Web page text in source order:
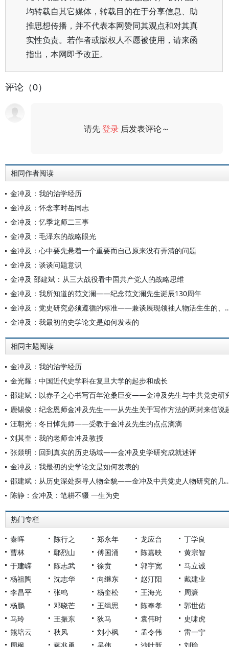
均转载自其它媒体，转载目的在于分享信息、助
推思想传播，并不代表本网赞同其观点和对其真
实性负责。若作者或版权人不愿被使用，请来函
指出，本网即予改正。
评论（0）
请先登录 后发表评论～
相同作者阅读
金冲及：我的治学经历
金冲及：怀念李时岳同志
金冲及：忆季龙师二三事
金冲及：毛泽东的战略眼光
金冲及：心中要先悬着一个重要而自己原来没有弄清的问题
金冲及：谈谈问题意识
金冲及 邵建斌：从三大战役看中国共产党人的战略思维
金冲及：我所知道的范文澜——纪念范文澜先生诞辰130周年
金冲及：党史研究必须遵循的标准
金冲及：我最初的史学论文是如何发表的
相同主题阅读
金冲及：我的治学经历
金光耀：中国近代史学科在复旦大学的起步和成长
邵建斌：以赤子之心书写百年沧桑巨变——金冲及先生与中共党史研
鹿锡俊：纪念恩师金冲及先生——从先生关于写作方法的两封来信说
汪朝光：冬日悼先师——受教于金冲及先生的点点滴滴
刘其奎：我的老师金冲及教授
张燚明：回到真实的历史场域——金冲及史学研究成就述评
金冲及：我最初的史学论文是如何发表的
邵建斌：从历史深处探寻人物
陈静：金冲及：笔耕不辍 一生为史
热门专栏
秦晖 陈行之 郑永年 龙应台
丁学良
曹林
鄢烈山 傅国涌 陈嘉映
黄宗智
于建嵘
陈志武 徐贲 郭宇宽
马立诚
杨祖陶
沈志华 向继东 赵汀阳
戴建业
李昌平
张鸣 杨奎松 王海光
周濂
杨鹏
邓晓芒 王缉思 陈奉孝
郭世佑
马玲
王振东 狄马 袁伟时
史啸虎
熊培云
秋风 刘小枫 孟令伟
雷一宁